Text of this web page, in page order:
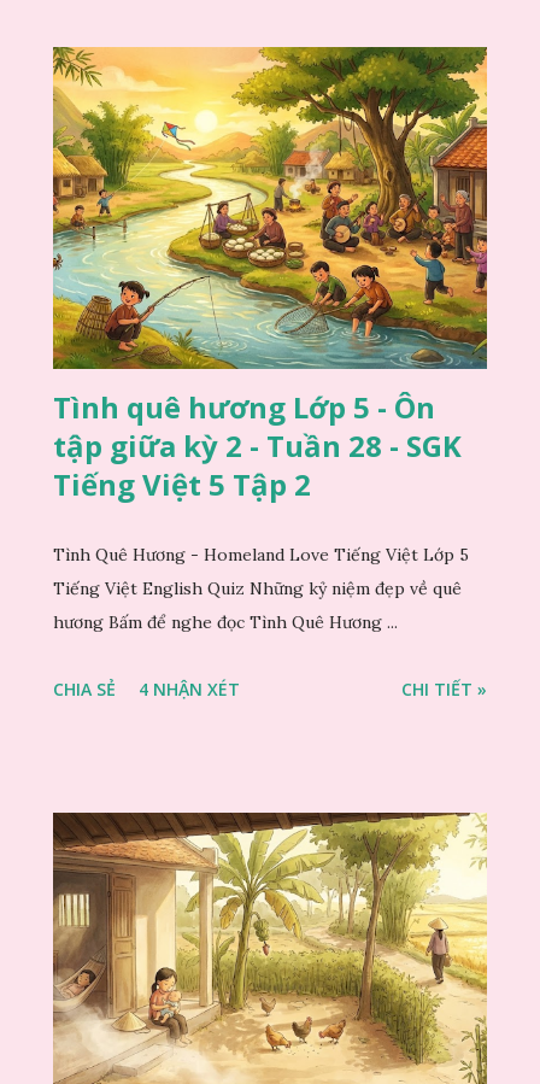
Tình quê hương Lớp 5 - Ôn
tập giữa kỳ 2 - Tuần 28 - SGK
Tiếng Việt 5 Tập 2
Tình Quê Hương - Homeland Love Tiếng Việt Lớp 5
Tiếng Việt English Quiz Những kỷ niệm đẹp về quê
hương Bấm để nghe đọc Tình Quê Hương ...
CHIA SẺ 4 NHẬN XÉT CHI TIẾT »